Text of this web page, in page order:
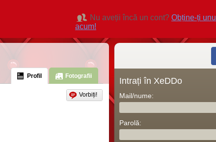
Nu aveții încă un cont? Obține-ți unul
acum!
Profil Fotografii
Vorbiți!
Intrați în XeDDo
Mail/nume:
Parolă: